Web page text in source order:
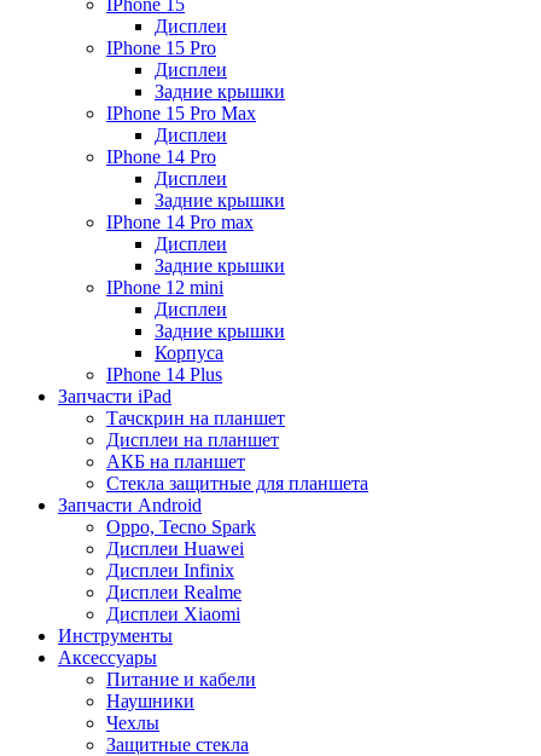
IPhone 15
Дисплеи
IPhone 15 Pro
Дисплеи
Задние крышки
IPhone 15 Pro Max
Дисплеи
IPhone 14 Pro
Дисплеи
Задние крышки
IPhone 14 Pro max
Дисплеи
Задние крышки
IPhone 12 mini
Дисплеи
Задние крышки
Корпуса
IPhone 14 Plus
Запчасти iPad
Тачскрин на планшет
Дисплеи на планшет
АКБ на планшет
Стекла защитные для планшета
Запчасти Android
Oppo, Tecno Spark
Дисплеи Huawei
Дисплеи Infinix
Дисплеи Realme
Дисплеи Xiaomi
Инструменты
Аксессуары
Питание и кабели
Наушники
Чехлы
Защитные стекла